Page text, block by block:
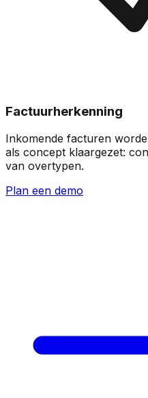
Factuurherkenning
Inkomende facturen
als concept klaargezet:
van overtypen.
Plan een demo